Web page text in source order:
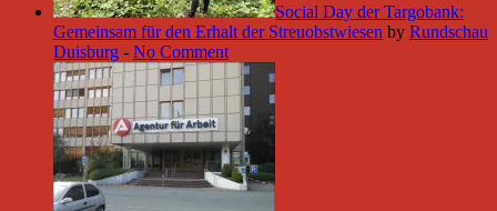
Social Day der Targobank:
Gemeinsam für den Erhalt der Streuobstwiesen by Rundschau
Duisburg - No Comment